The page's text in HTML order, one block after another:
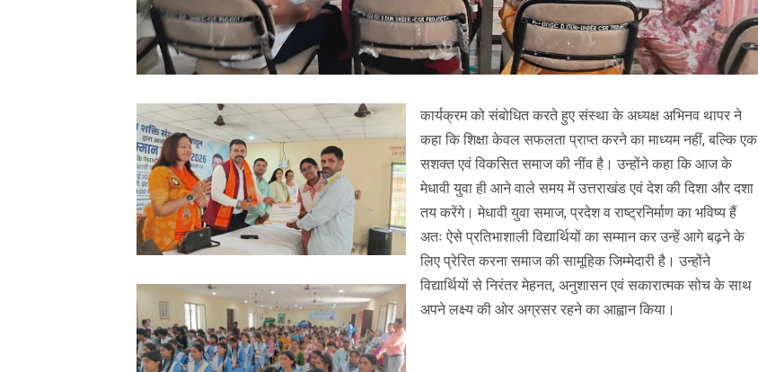
कार्यक्रम को संबोधित करते हुए संस्था के अध्यक्ष अभिनव थापर ने
कहा कि शिक्षा केवल सफलता प्राप्त करने का माध्यम नहीं, बल्कि एक
सशक्त एवं विकसित समाज की नींव है। उन्होंने कहा कि आज के
मेधावी युवा ही आने वाले समय में उत्तराखंड एवं देश की दिशा और दशा
तय करेंगे। मेधावी युवा समाज, प्रदेश व राष्ट्रनिर्माण का भविष्य हैं
अतः ऐसे प्रतिभाशाली विद्यार्थियों का सम्मान कर उन्हें आगे बढ़ने के
लिए प्रेरित करना समाज की सामूहिक जिम्मेदारी है। उन्होंने
विद्यार्थियों से निरंतर मेहनत, अनुशासन एवं सकारात्मक सोच के साथ
अपने लक्ष्य की ओर अग्रसर रहने का आह्वान किया।